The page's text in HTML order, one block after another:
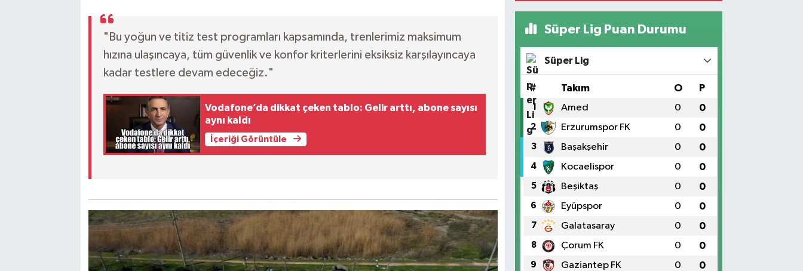
"Bu yoğun ve titiz test programları kapsamında, trenlerimiz maksimum
hızına ulaşıncaya, tüm güvenlik ve konfor kriterlerini eksiksiz karşılayıncaya
kadar testlere devam edeceğiz."
Vodafone’da dikkat çeken tablo: Gelir arttı, abone sayısı
aynı kaldı
İçeriği Görüntüle
Süper Lig Puan Durumu
Süper Lig
# Takım O P
1 Amed 0 0
2 Erzurumspor FK 0 0
3 Başakşehir 0 0
4 Kocaelispor 0 0
5 Beşiktaş 0 0
6 Eyüpspor 0 0
7 Galatasaray 0 0
8 Çorum FK 0 0
9 Gaziantep FK 0 0